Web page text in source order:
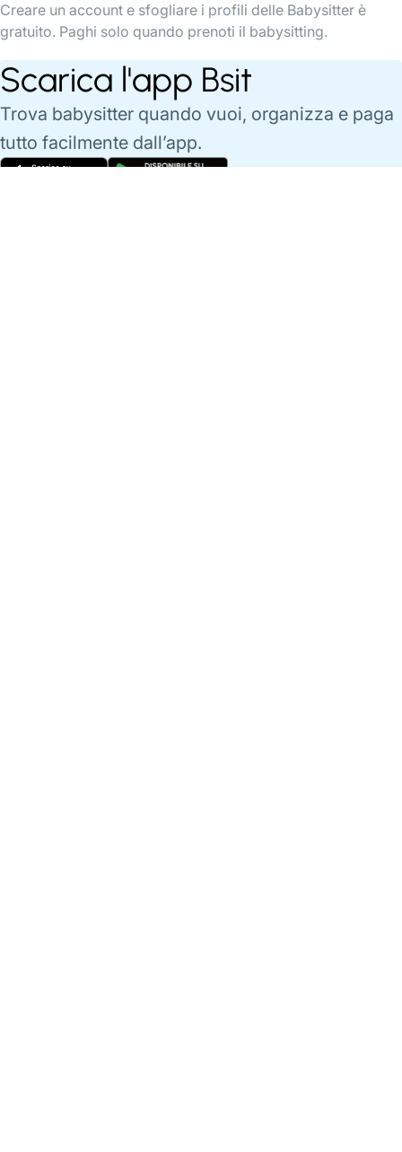
Creare un account e sfogliare i profili delle Babysitter è
gratuito. Paghi solo quando prenoti il babysitting.
Scarica l'app Bsit
Trova babysitter quando vuoi, organizza e paga
tutto facilmente dall’app.